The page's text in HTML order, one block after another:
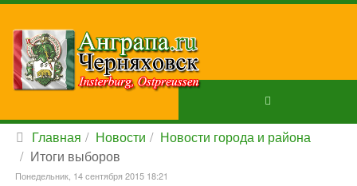
Главная Новости
Новости города и района
Итоги выборов
Понедельник, 14 сентября 2015 18:21